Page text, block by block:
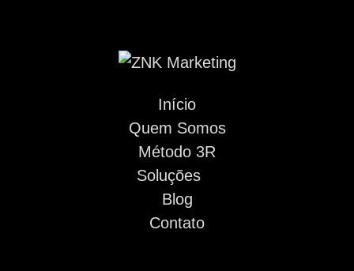
Início
Quem Somos
Método 3R
Soluções
Blog
Contato